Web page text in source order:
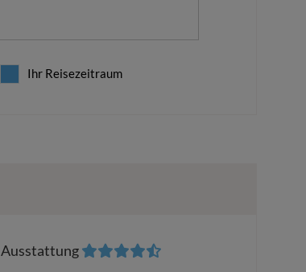
Ihr Reisezeitraum
Ausstattung